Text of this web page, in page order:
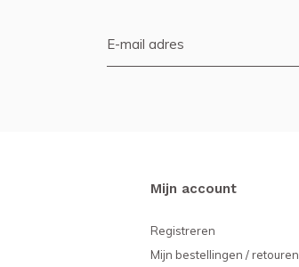
Mijn account
Registreren
Mijn bestellingen / retouren